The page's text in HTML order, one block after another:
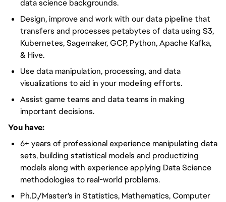
data science backgrounds.
Design, improve and work with our data pipeline that
transfers and processes petabytes of data using S3,
Kubernetes, Sagemaker, GCP, Python, Apache Kafka,
& Hive.
Use data manipulation, processing, and data
visualizations to aid in your modeling efforts.
Assist game teams and data teams in making
important decisions.
You have:
6+ years of professional experience manipulating data
sets, building statistical models and productizing
models along with experience applying Data Science
methodologies to real-world problems.
Ph.D./Master's in Statistics, Mathematics, Computer